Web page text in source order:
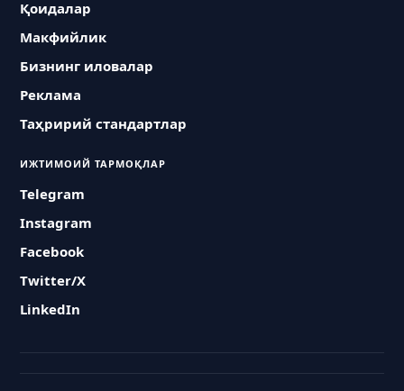
Қоидалар
Макфийлик
Бизнинг иловалар
Реклама
Таҳририй стандартлар
ИЖТИМОИЙ ТАРМОҚЛАР
Telegram
Instagram
Facebook
Twitter/X
LinkedIn